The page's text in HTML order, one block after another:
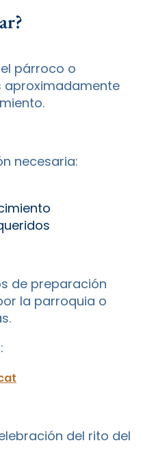
párroco o
aproximadamente
necesaria:
de preparación
la parroquia o
del rito del